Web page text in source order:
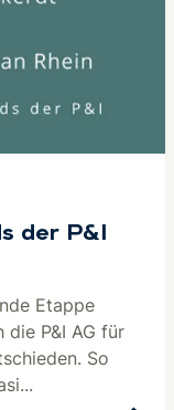
der P&I
Etappe
P&I AG für
So